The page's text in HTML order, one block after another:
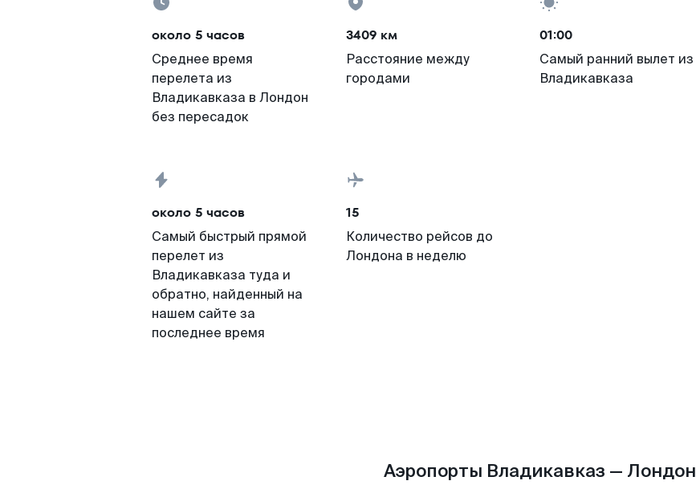
около 5 часов
Среднее время
перелета из
Владикавказа в Лондон
без пересадок
3409 км
Расстояние между
городами
01:00
Самый ранний вылет из
Владикавказа
около 5 часов
Самый быстрый прямой
перелет из
Владикавказа туда и
обратно, найденный на
нашем сайте за
последнее время
15
Количество рейсов до
Лондона в неделю
Аэропорты Владикавказ — Лондон